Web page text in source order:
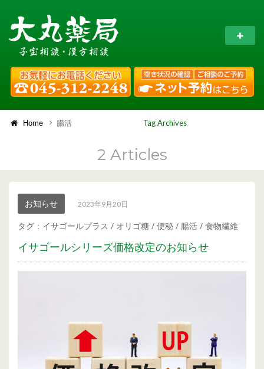
Home 腸活 Tag Archives
2 Articles
お知らせ 2023年9月20日
タグ： イサゴールプラス / オリゴ糖 / 便秘 / 腸活 / 食物繊維
イサゴールシリーズ価格改定のお知らせ